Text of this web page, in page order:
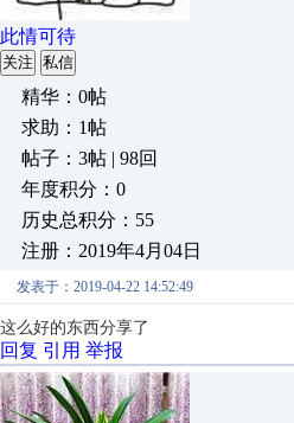
此情可待
关注 私信
精华：0帖
求助：1帖
帖子：3帖 | 98回
年度积分：0
历史总积分：55
注册：2019年4月04日
发表于：2019-04-22 14:52:49
这么好的东西分享了
回复 引用 举报